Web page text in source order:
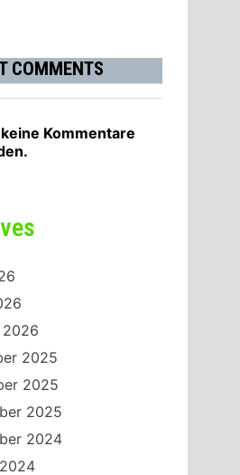
COMMENTS
Kommentare
2026
2025
2025
2025
2024